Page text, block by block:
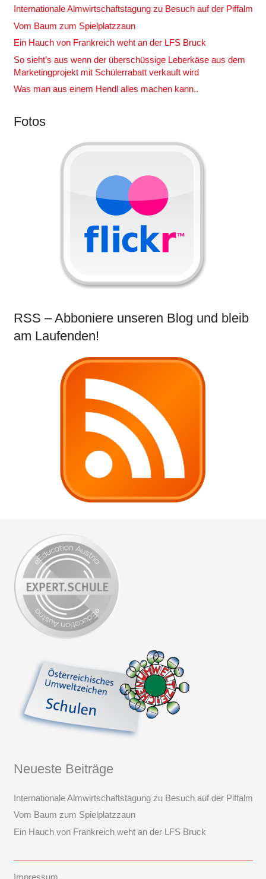
Internationale Almwirtschaftstagung zu Besuch auf der Piffalm
Vom Baum zum Spielplatzzaun
Ein Hauch von Frankreich weht an der LFS Bruck
So sieht’s aus wenn der überschüssige Leberkäse aus dem
Marketingprojekt mit Schülerrabatt verkauft wird
Was man aus einem Hendl alles machen kann..
Fotos
RSS – Abboniere unseren Blog und bleib
am Laufenden!
Neueste Beiträge
Internationale Almwirtschaftstagung zu Besuch auf der Piffalm
Vom Baum zum Spielplatzzaun
Ein Hauch von Frankreich weht an der LFS Bruck